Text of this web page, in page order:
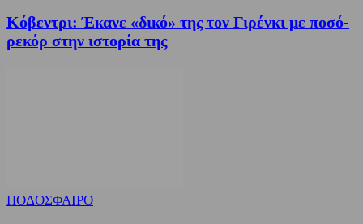
Κόβεντρι: Έκανε «δικό» της τον Γιρένκι με ποσό-
ρεκόρ στην ιστορία της
ΠΟΔΟΣΦΑΙΡΟ